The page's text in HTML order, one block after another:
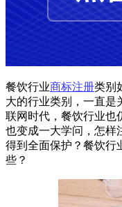
餐饮行业商标注册类别
大的行业类别，一直是
联网时代，餐饮行业也
也变成一大学问，怎样
得到全面保护？餐饮行
些？